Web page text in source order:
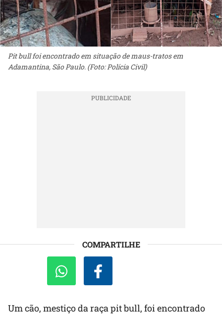
Pit bull foi encontrado em situação de maus-tratos em
Adamantina, São Paulo. (Foto: Polícia Civil)
COMPARTILHE
Um cão, mestiço da raça pit bull, foi encontrado